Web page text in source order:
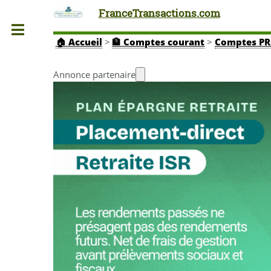
FranceTransactions.com
🏠 Accueil > 🏦 Comptes courant > Comptes
Annonce partenaire
Toggle